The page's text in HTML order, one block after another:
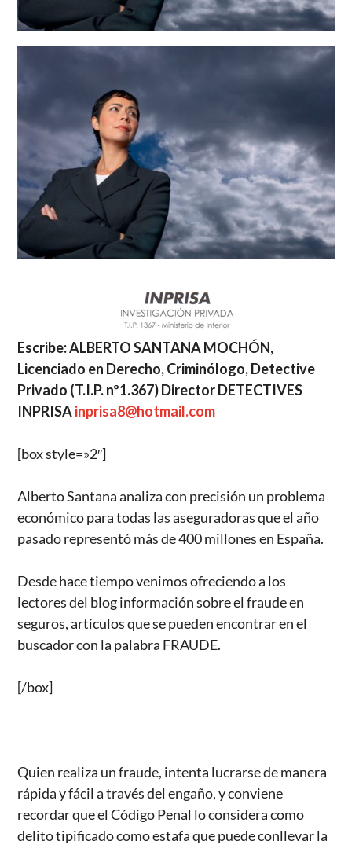
Escribe: ALBERTO SANTANA MOCHÓN,
Licenciado en Derecho, Criminólogo, Detective
Privado (T.I.P. nº1.367) Director DETECTIVES
INPRISAinprisa8@hotmail.com
[box style=»2″]
Alberto Santana analiza con precisión un problema
económico para todas las aseguradoras que el año
pasado representó más de 400 millones en España.
Desde hace tiempo venimos ofreciendo a los
lectores del blog información sobre el fraude en
seguros, artículos que se pueden encontrar en el
buscador con la palabra FRAUDE.
[/box]
Quien realiza un fraude, intenta lucrarse de manera
rápida y fácil a través del engaño, y conviene
recordar que el Código Penal lo considera como
delito tipificado como estafa que puede conllevar la